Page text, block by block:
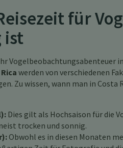
für
ist
Vogelbeobachtungsabenteuer
werden von verschiedenen
Zu wissen, wann man in Costa
Dies gilt als Hochsaison für die
trocken und sonnig.
Obwohl es in diesen Monaten